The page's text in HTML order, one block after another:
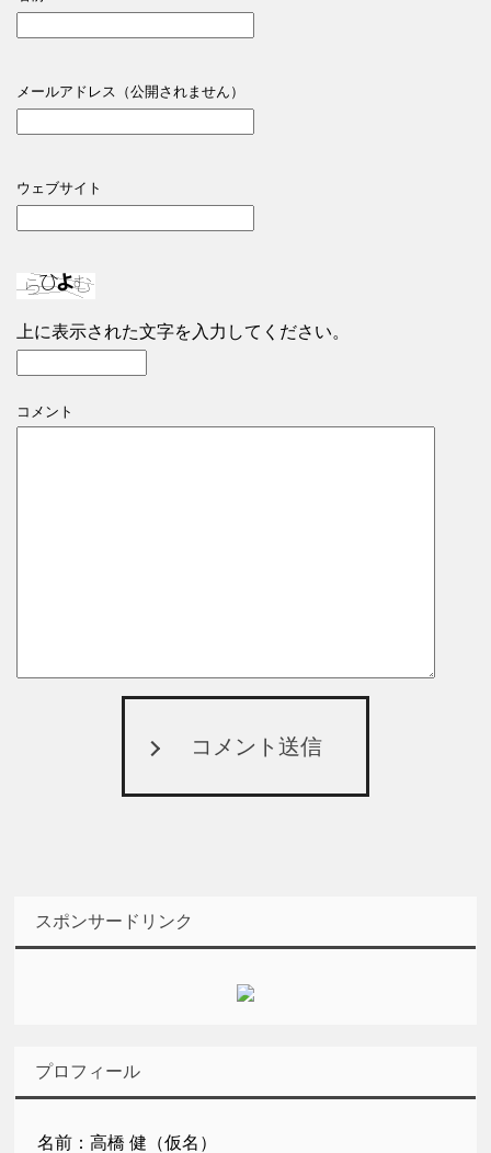
メールアドレス（公開されません）
ウェブサイト
上に表示された文字を入力してください。
コメント
コメント送信
スポンサードリンク
プロフィール
名前：高橋 健（仮名）